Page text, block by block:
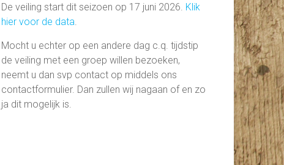
De veiling start dit seizoen op 17 juni 2026. Klik
hier voor de data
Mocht u echter op een andere dag c.q. tijdstip
de veiling met een groep willen bezoeken,
neemt u dan svp contact op middels ons
contactformulier. Dan zullen wij nagaan of en zo
ja dit mogelijk is.